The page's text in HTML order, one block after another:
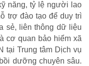
năng, tỷ lệ người lao
trợ đào tạo để duy trì
sẻ, liên thông dữ liệu
cơ quan bảo hiểm xã
tại Trung tâm Dịch vụ
dưỡng chuyên sâu.